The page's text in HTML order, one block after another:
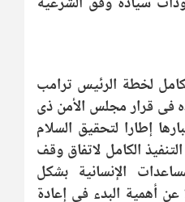
لخطة الرئيس ترامب
فى قرار مجلس الأمن ذى
باعتبارها إطارا لتحقيق السلام
الكامل لاتفاق وقف
الإنسانية بشكل
أهمية البدء في إعادة